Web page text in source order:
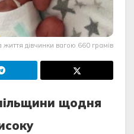
життя дівчинки вагою 660 грамів
щодня